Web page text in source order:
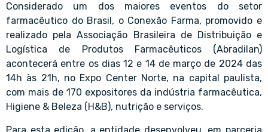
Considerado um dos maiores eventos do setor
farmacêutico do Brasil, o Conexão Farma, promovido e
realizado pela Associação Brasileira de Distribuição e
Logística de Produtos Farmacêuticos (Abradilan)
acontecerá entre os dias 12 e 14 de março de 2024 das
14h às 21h, no Expo Center Norte, na capital paulista,
com mais de 170 expositores da indústria farmacêutica,
Higiene & Beleza (H&B), nutrição e serviços.